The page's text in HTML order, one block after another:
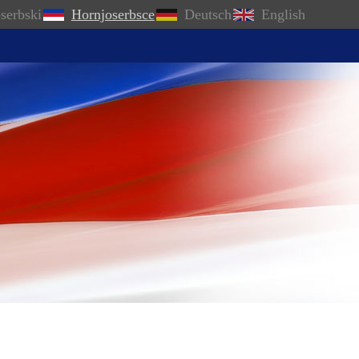
Hornjoserbsce Deutsch English